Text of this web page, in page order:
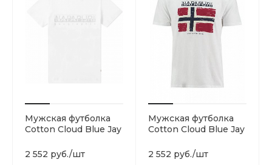
Мужская футболка
Cotton Cloud Blue Jay
2 552 руб./шт
Мужская футболка
Cotton Cloud Blue Jay
2 552 руб./шт